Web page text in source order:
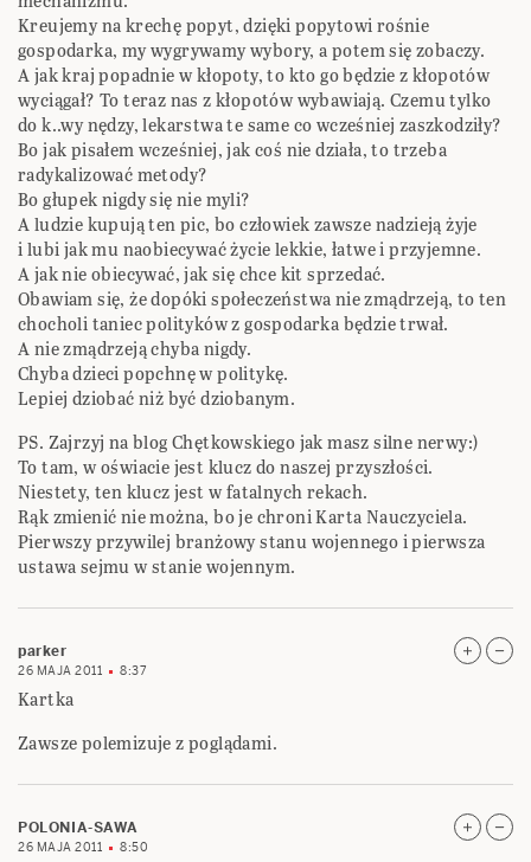
Kreujemy na krechę popyt, dzięki popytowi rośnie
gospodarka, my wygrywamy wybory, a potem się zobaczy.
A jak kraj popadnie w kłopoty, to kto go będzie z kłopotów
wyciągał? To teraz nas z kłopotów wybawiają. Czemu tylko
do k..wy nędzy, lekarstwa te same co wcześniej zaszkodziły?
Bo jak pisałem wcześniej, jak coś nie działa, to trzeba
radykalizować metody?
Bo głupek nigdy się nie myli?
A ludzie kupują ten pic, bo człowiek zawsze nadzieją żyje
i lubi jak mu naobiecywać życie lekkie, łatwe i przyjemne.
A jak nie obiecywać, jak się chce kit sprzedać.
Obawiam się, że dopóki społeczeństwa nie zmądrzeją, to ten
chocholi taniec polityków z gospodarka będzie trwał.
A nie zmądrzeją chyba nigdy.
Chyba dzieci popchnę w politykę.
Lepiej dziobać niż być dziobanym.
PS. Zajrzyj na blog Chętkowskiego jak masz silne nerwy:)
To tam, w oświacie jest klucz do naszej przyszłości.
Niestety, ten klucz jest w fatalnych rekach.
Rąk zmienić nie można, bo je chroni Karta Nauczyciela.
Pierwszy przywilej branżowy stanu wojennego i pierwsza
ustawa sejmu w stanie wojennym.
parker
26 MAJA 2011 8:37
Kartka
Zawsze polemizuje z poglądami.
POLONIA-SAWA
26 MAJA 2011 8:50